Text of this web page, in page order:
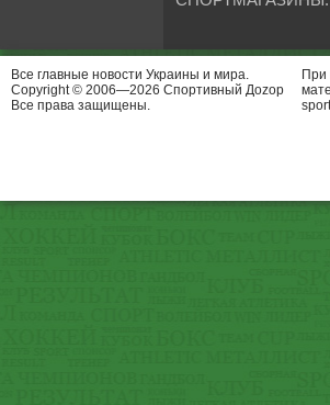
Все главные новости Украины и мира.
Copyright © 2006—2026 Спортивный Доzор
Все права защищены.
При